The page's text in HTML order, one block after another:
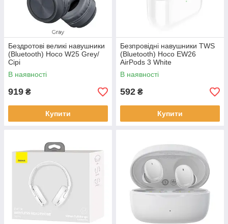
Бездротові великі навушники
(Bluetooth) Hoco W25 Grey/
Сірі
В наявності
919 ₴
Купити
Безпровідні навушники TWS
(Bluetooth) Hoco EW26
AirPods 3 White
В наявності
592 ₴
Купити